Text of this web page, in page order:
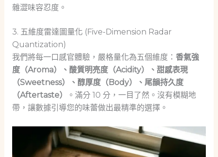
雜澀味容忍度。
3. 五維度雷達圖量化 (Five-Dimension Radar
Quantization)
我們將每一口感官體驗，嚴格量化為五個維度： 香氣強
度（Aroma）、酸質明亮度（Acidity）、甜感表現
（Sweetness）、醇厚度（Body）、尾韻持久度
（Aftertaste）
。滿分 10 分，一目了然。沒有模糊地
帶，讓數據引導您的味蕾做出最精準的選擇。